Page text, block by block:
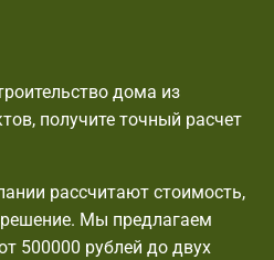
дома из
получите точный расчет
рассчитают стоимость,
Мы предлагаем
500000 рублей до двух